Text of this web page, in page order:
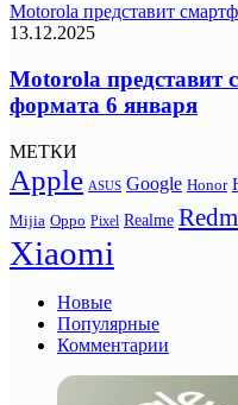
Motorola представит
13.12.2025
Motorola представит
формата 6 января
МЕТКИ
Apple ASUS Google Honor
Mijia Oppo Pixel Realme
Xiaomi
Новые
Популярные
Комментарии